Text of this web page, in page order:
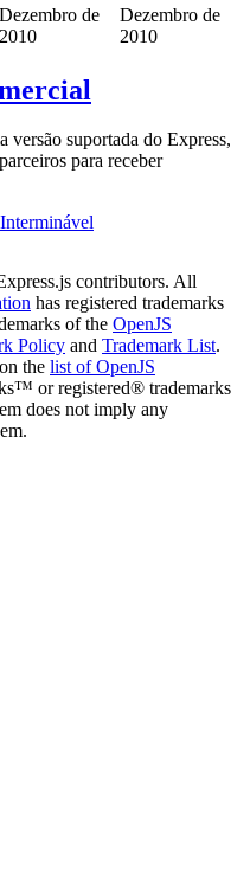
Dezembro de
2010
Dezembro de
2010
versão suportada do Express,
para receber
contributors. All
has registered trademarks
of the OpenJS
Policy and Trademark List.
the list of OpenJS
or registered® trademarks
does not imply any